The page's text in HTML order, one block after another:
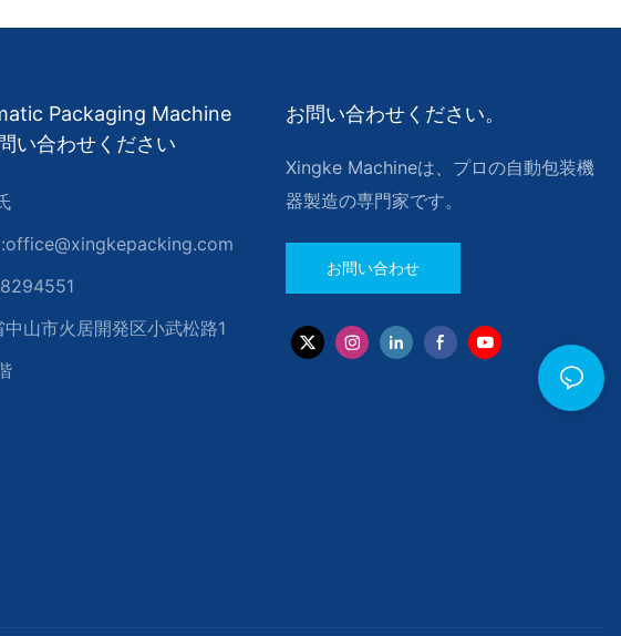
Packaging Machine
い合わせください
office@xingkepacking.com
山市火居開発区小武松路1
お問い合わせください。
Xingke Machineは、プロの自動包装機
器製造の専門家です。
お問い合わせ